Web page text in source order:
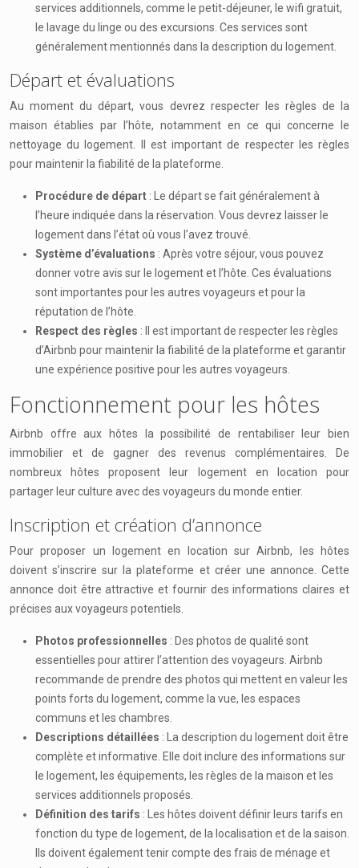
services additionnels, comme le petit-déjeuner, le wifi gratuit,
le lavage du linge ou des excursions. Ces services sont
généralement mentionnés dans la description du logement.
Départ et évaluations
Au moment du départ, vous devrez respecter les règles de la
maison établies par l’hôte, notamment en ce qui concerne le
nettoyage du logement. Il est important de respecter les règles
pour maintenir la fiabilité de la plateforme.
Procédure de départ : Le départ se fait généralement à
l’heure indiquée dans la réservation. Vous devrez laisser le
logement dans l’état où vous l’avez trouvé.
Système d’évaluations : Après votre séjour, vous pouvez
donner votre avis sur le logement et l’hôte. Ces évaluations
sont importantes pour les autres voyageurs et pour la
réputation de l’hôte.
Respect des règles : Il est important de respecter les règles
d’Airbnb pour maintenir la fiabilité de la plateforme et garantir
une expérience positive pour les autres voyageurs.
Fonctionnement pour les hôtes
Airbnb offre aux hôtes la possibilité de rentabiliser leur bien
immobilier et de gagner des revenus complémentaires. De
nombreux hôtes proposent leur logement en location pour
partager leur culture avec des voyageurs du monde entier.
Inscription et création d’annonce
Pour proposer un logement en location sur Airbnb, les hôtes
doivent s’inscrire sur la plateforme et créer une annonce. Cette
annonce doit être attractive et fournir des informations claires et
précises aux voyageurs potentiels.
Photos professionnelles : Des photos de qualité sont
essentielles pour attirer l’attention des voyageurs. Airbnb
recommande de prendre des photos qui mettent en valeur les
points forts du logement, comme la vue, les espaces
communs et les chambres.
Descriptions détaillées : La description du logement doit être
complète et informative. Elle doit inclure des informations sur
le logement, les équipements, les règles de la maison et les
services additionnels proposés.
Définition des tarifs : Les hôtes doivent définir leurs tarifs en
fonction du type de logement, de la localisation et de la saison.
Ils doivent également tenir compte des frais de ménage et